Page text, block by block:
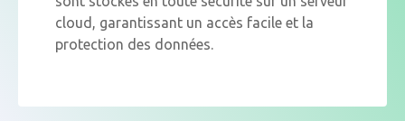
cloud, garantissant un accès facile et la
protection des données.